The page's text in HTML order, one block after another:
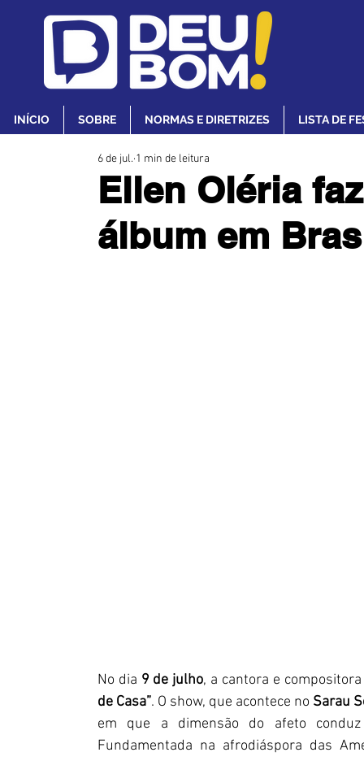
INÍCIO SOBRE NORMAS E DIRETRIZES LISTA DE
Ellen Oléria
álbum em
6 de jul. 1 min de leitura
No dia 9 de julho, a cantora e
de Casa”. O show, que acontece no Sarau
em que a dimensão do afeto
Fundamentada na afrodiáspora das